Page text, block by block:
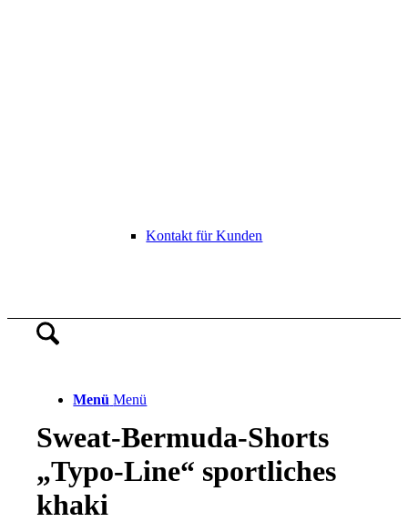
Kontakt für Kunden
Menü Menü
Sweat-Bermuda-Shorts
„Typo-Line“ sportliches
khaki